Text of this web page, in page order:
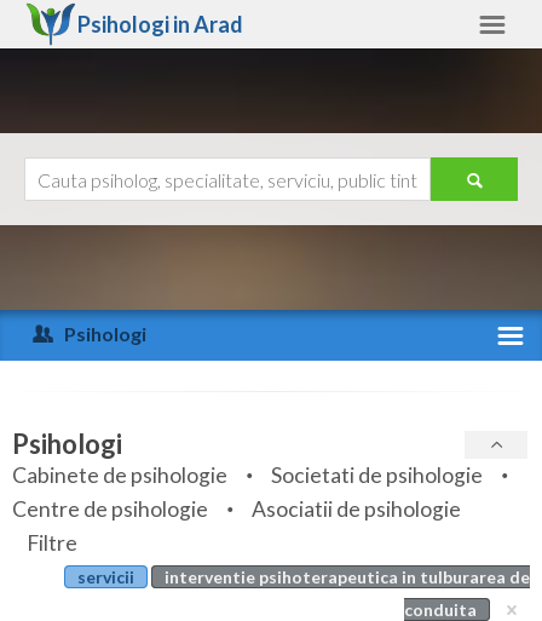
Psihologi inArad
Arad
Arges
Bihor
Bistrita-Nasaud
Botosani
Ajutor
Psihologi
Specialitati
Servicii
Articole
Evenimente
Psihologi
Cabinete de psihologie
Societati de psihologie
Centre de psihologie
Asociatii de psihologie
Filtre
servicii
interventie psihoterapeutica in tulburarea de
conduita